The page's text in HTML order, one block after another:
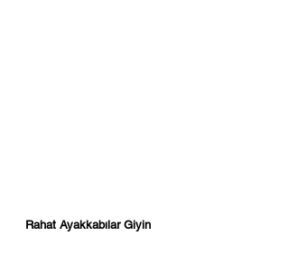
Rahat Ayakkabılar Giyin